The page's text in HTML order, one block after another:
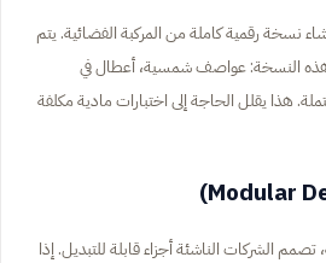
نسخة رقمية كاملة من المركبة الفضائية. يتم
هذه النسخة: عواصف شمسية، أعطال في
هذا يقلل الحاجة إلى اختبارات مادية مكلفة
الشركات الناشئة أجزاء قابلة للتبديل. إذا